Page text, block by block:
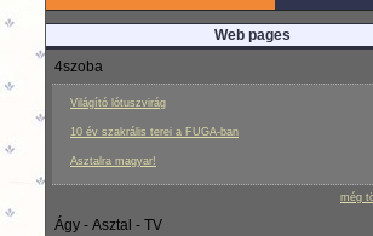
Web pages
4szoba
Világító lótuszvirág
10 év szakrális terei a FUGA-ban
Asztalra magyar!
még
Ágy - Asztal - TV